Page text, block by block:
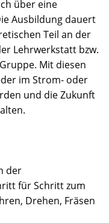
über eine
Ausbildung dauert
Teil an der
Lehrwerkstatt bzw.
Mit diesen
im Strom- oder
und die Zukunft
der
für Schritt zum
Drehen, Fräsen